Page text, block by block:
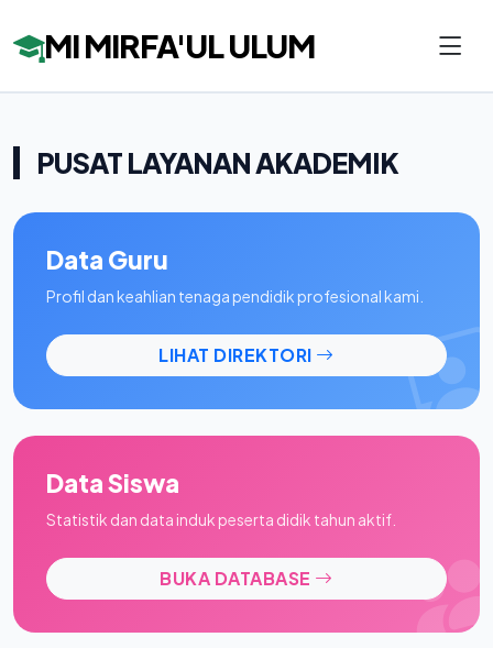
MI MIRFA'UL ULUM
PUSAT LAYANAN AKADEMIK
Data Guru
Profil dan keahlian tenaga pendidik profesional kami.
LIHAT DIREKTORI
Data Siswa
Statistik dan data induk peserta didik tahun aktif.
BUKA DATABASE